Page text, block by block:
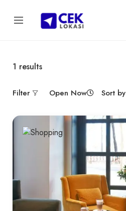
1 results
Filter Open Now Sort by